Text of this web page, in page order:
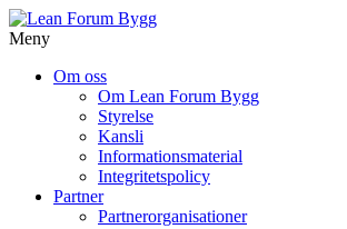
Meny
Om oss
Om Lean Forum Bygg
Styrelse
Kansli
Informationsmaterial
Integritetspolicy
Partner
Partnerorganisationer